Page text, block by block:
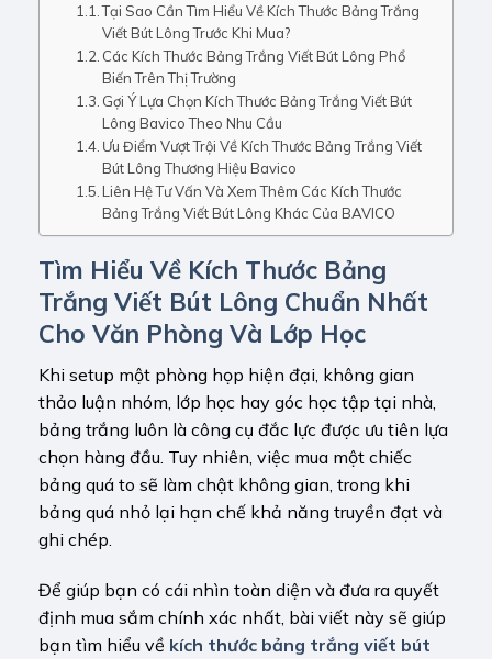
Tại Sao Cần Tìm Hiểu Về Kích Thước Bảng Trắng
Viết Bút Lông Trước Khi Mua?
Các Kích Thước Bảng Trắng Viết Bút Lông Phổ
Biến Trên Thị Trường
Gợi Ý Lựa Chọn Kích Thước Bảng Trắng Viết Bút
Lông Bavico Theo Nhu Cầu
Ưu Điểm Vượt Trội Về Kích Thước Bảng Trắng Viết
Bút Lông Thương Hiệu Bavico
Liên Hệ Tư Vấn Và Xem Thêm Các Kích Thước
Bảng Trắng Viết Bút Lông Khác Của BAVICO
Tìm Hiểu Về Kích Thước Bảng
Trắng Viết Bút Lông Chuẩn Nhất
Cho Văn Phòng Và Lớp Học
Khi setup một phòng họp hiện đại, không gian
thảo luận nhóm, lớp học hay góc học tập tại nhà,
bảng trắng luôn là công cụ đắc lực được ưu tiên lựa
chọn hàng đầu. Tuy nhiên, việc mua một chiếc
bảng quá to sẽ làm chật không gian, trong khi
bảng quá nhỏ lại hạn chế khả năng truyền đạt và
ghi chép.
Để giúp bạn có cái nhìn toàn diện và đưa ra quyết
định mua sắm chính xác nhất, bài viết này sẽ giúp
bạn tìm hiểu về kích thước bảng trắng viết bút